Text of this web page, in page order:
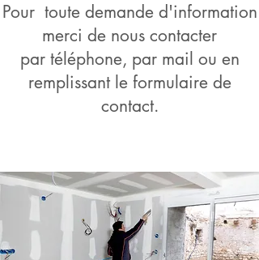
Pour toute demande d'information
merci de nous contacter
par téléphone, par mail ou en
remplissant le formulaire de
contact.